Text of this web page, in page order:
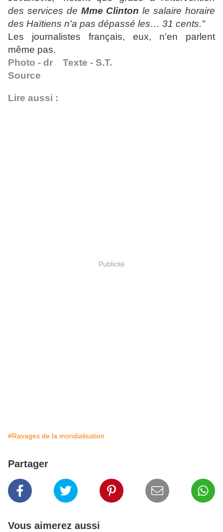
des services de Mme Clinton le salaire horaire
des Haïtiens n'a pas dépassé les… 31 cents."
Les journalistes français, eux, n'en parlent
même pas.
Photo - dr Texte - S.T.
Source
Lire aussi :
Publicité
#Ravages de la mondialisation
Partager
Vous aimerez aussi